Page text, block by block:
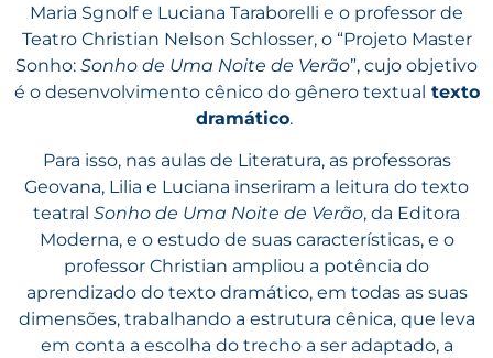
Maria Sgnolf e Luciana Taraborelli e o professor de
Teatro Christian Nelson Schlosser, o “Projeto Master
Sonho: Sonho de Uma Noite de Verão”, cujo objetivo
é o desenvolvimento cênico do gênero textual texto
dramático.
Para isso, nas aulas de Literatura, as professoras
Geovana, Lilia e Luciana inseriram a leitura do texto
teatral Sonho de Uma Noite de Verão, da Editora
Moderna, e o estudo de suas características, e o
professor Christian ampliou a potência do
aprendizado do texto dramático, em todas as suas
dimensões, trabalhando a estrutura cênica, que leva
em conta a escolha do trecho a ser adaptado, a